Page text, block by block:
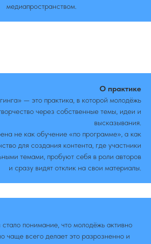
медиапространством.
О практике
— это практика, в которой молодёжь
через собственные темы, идеи и
высказывания.
не как обучение «по программе», а как
для создания контента, где участники
темами, пробуют себя в роли авторов
и сразу видят отклик на свои материалы.
понимание, что молодёжь активно
чаще всего делает это разрозненно и